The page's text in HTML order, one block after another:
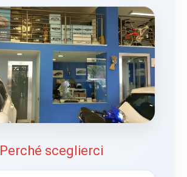
Perché sceglierci